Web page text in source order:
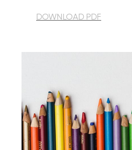
DOWNLOAD PDF